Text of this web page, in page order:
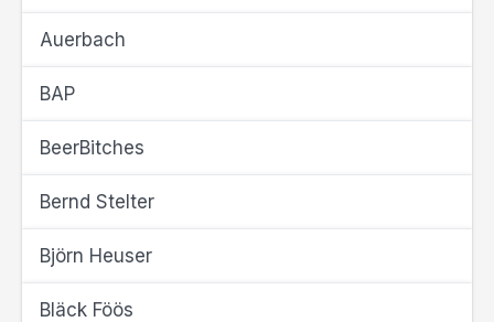
Auerbach
BAP
BeerBitches
Bernd Stelter
Björn Heuser
Bläck Föös